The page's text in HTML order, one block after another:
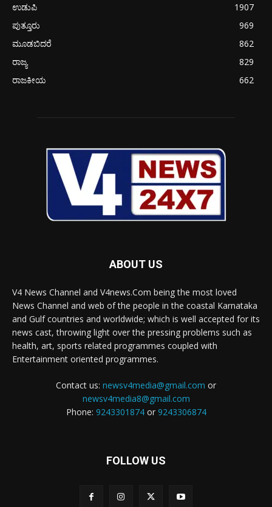
ಉಡುಪಿ
1907
ಪುತ್ತೂರು
969
ಮೂಡಬಿದರೆ
862
ರಾಜ್ಯ
829
ರಾಜಕೀಯ
662
ABOUT US
V4 News Channel and V4news.Com being the most loved
News Channel and web of the people in the coastal Karnataka
and Gulf countries and worldwide; which is well accepted for its
news cast, throwing light over the pressing problems such as
health, art, sports related programmes coupled with
Entertainment oriented programmes.
Contact us: newsv4media@gmail.com or
newsv4media8@gmail.com
Phone: 9243301874or 9243306874
FOLLOW US